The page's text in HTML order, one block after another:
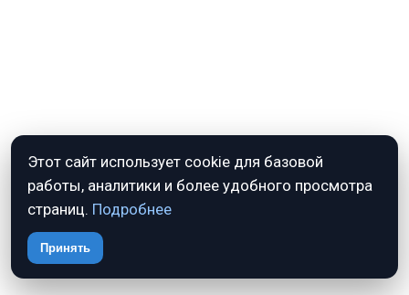
Займы и кредиты под залог авто: разбираемся без
спешки и рекламы
📞 +7 (962) 743-80-75
Этот сайт использует cookie для базовой
работы, аналитики и более удобного просмотра
страниц. Подробнее
Принять